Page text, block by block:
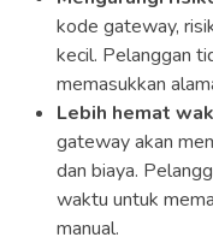
kode gateway,
kecil. Pelanggan
memasukkan
Lebih hemat
gateway akan
dan biaya.
waktu untuk
manual.